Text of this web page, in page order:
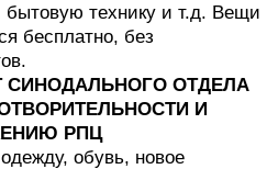
бытовую технику и т.д. Вещи
бесплатно, без
ОТДЕЛА
И
РПЦ
обувь, новое